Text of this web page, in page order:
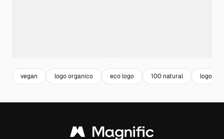
vegan logo organico eco logo 100 natural logo